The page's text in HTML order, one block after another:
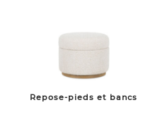
Repose-pieds et bancs